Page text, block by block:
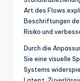
Art des Flows
Beschriftungen
Risiko und
Durch die
Sie eine visuelle
Systems